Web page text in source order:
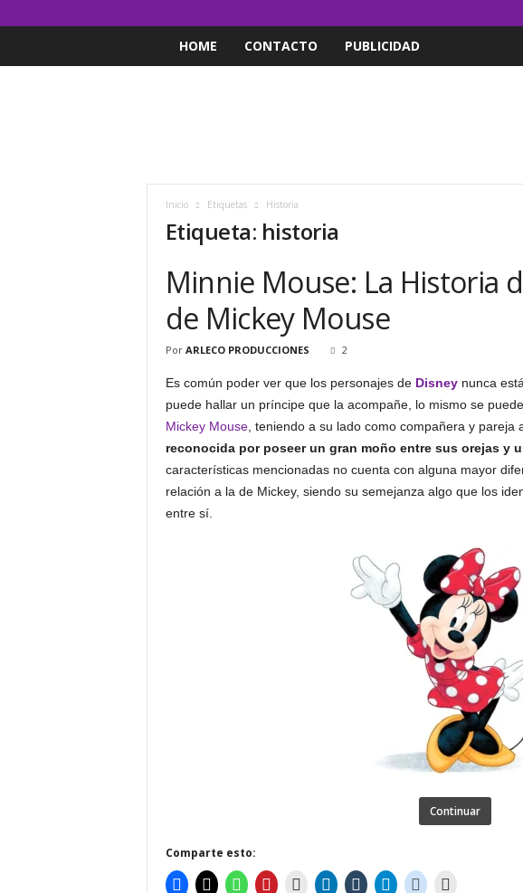
HOME CONTACTO PUBLICIDAD
Inicio Etiquetas Historia
Etiqueta: historia
Minnie Mouse: La Historia
de Mickey Mouse
Por ARLECO PRODUCCIONES 2
Es común poder ver que los personajes de Disneynunca
puede hallar un príncipe que la acompañe, lo mismo se
Mickey Mouse, teniendo a su lado como compañera y pareja
reconocida por poseer un gran moño entre sus orejas y
características mencionadas no cuenta con alguna mayor
relación a la de Mickey, siendo su semejanza algo que los
entre sí.
Continuar
Comparte esto: